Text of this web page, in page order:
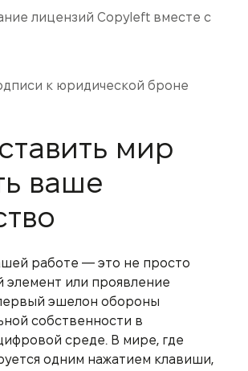
лицензий Copyleft вместе с
к юридической броне
мир
ваше
работе — это не просто
элемент или проявление
эшелон обороны
собственности в
среде. В мире, где
одним нажатием клавиши,